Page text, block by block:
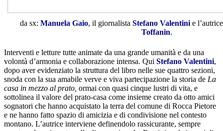
da sx: Manuela Gaio, il giornalista Stefano Valentinie
Toffanin.
Interventi e letture tutte animate da una grande umanità e da una
volontà d’armonia e collaborazione intensa. Qui Stefano Valentini,
dopo aver evidenziato la struttura del libro nelle sue quattro sezioni,
snoda con la sua amabile verve e viva partecipazione la storia de La
casa in mezzo al prato, ormai con quasi cinque lustri di vita, e
sottolinea il valore del prato-casa come insieme creato da otto amici
sognatori che hanno acquistato la terra del comune di Rocca Pietore
e ne hanno fatto spazio di amicizia e di condivisione nel contesto
montano. L’autrice interviene definendolo rassicurante, sempre